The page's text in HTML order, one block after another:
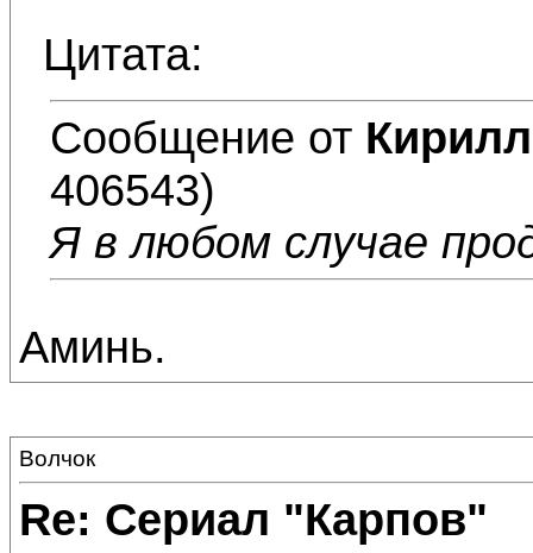
Цитата:
Сообщение от
406543)
Я в любом случае
Аминь.
Волчок
Re: Сериал "Карпов"